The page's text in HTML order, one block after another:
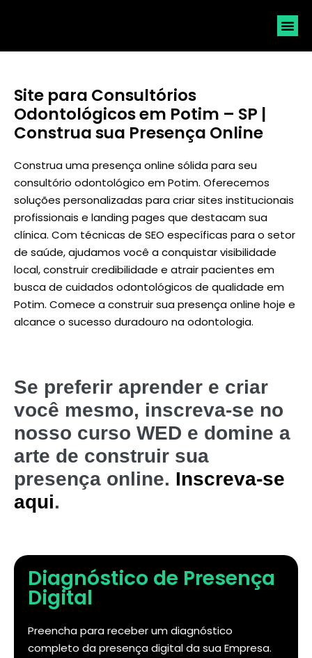
Site para Consultórios
Odontológicos em Potim – SP |
Construa sua Presença Online
Construa uma presença online sólida para seu
consultório odontológico em Potim. Oferecemos
soluções personalizadas para criar sites institucionais
profissionais e landing pages que destacam sua
clínica. Com técnicas de SEO específicas para o setor
de saúde, ajudamos você a conquistar visibilidade
local, construir credibilidade e atrair pacientes em
busca de cuidados odontológicos de qualidade em
Potim. Comece a construir sua presença online hoje e
alcance o sucesso duradouro na odontologia.
Se preferir aprender e criar
você mesmo, inscreva-se no
nosso curso WED e domine a
arte de construir sua
presença online. Inscreva-se
aqui.
Diagnóstico de Presença
Digital
Preencha para receber um diagnóstico
completo da presença digital da sua Empresa.